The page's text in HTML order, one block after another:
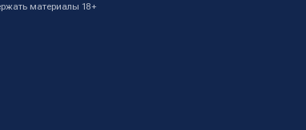
материалы 18+